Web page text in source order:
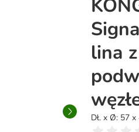
lina z
Dł. x Ø: 57 x